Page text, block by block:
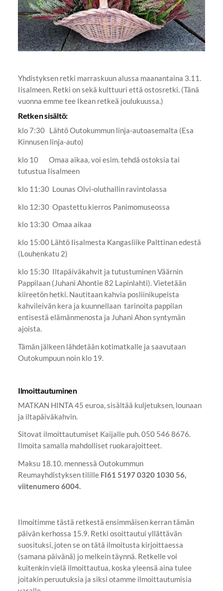
Yhdistyksen retki marraskuun alussa maanantaina 3.11.
Iisalmeen. Retki on sekä kulttuuri että ostosretki. (Tänä
vuonna emme tee Ikean retkeä joulukuussa.)
Retken sisältö:
klo 7:30 Lähtö Outokummun linja-autoasemalta (Esa
Kinnusen linja-auto)
klo 10 Omaa aikaa, voi esim. tehdä ostoksia tai
tutustua Iisalmeen
klo 11:30 Lounas Olvi-oluthallin ravintolassa
klo 12:30 Opastettu kierros Panimomuseossa
klo 13:30 Omaa aikaa
klo 15:00 Lähtö Iisalmesta Kangasliike Palttinan edestä
(Louhenkatu 2)
klo 15:30 Iltapäiväkahvit ja tutustuminen Väärnin
Pappilaan (Juhani Ahontie 82 Lapinlahti). Vietetään
kiireetön hetki. Nautitaan kahvia posliinikupeista
kahvileivän kera ja kuunnellaan tarinoita pappilan
entisestä elämänmenosta ja Juhani Ahon syntymän
ajoista.
Tämän jälkeen lähdetään kotimatkalle ja saavutaan
Outokumpuun noin klo 19.
Ilmoittautuminen
MATKAN HINTA 45 euroa, sisältää kuljetuksen, lounaan
ja iltapäiväkahvin.
Sitovat ilmoittautumiset Kaijalle puh. 050 546 8676.
Ilmoita samalla mahdolliset ruokarajoitteet.
Maksu 18.10. mennessä Outokummun
Reumayhdistyksen tilille FI61 5197 0320 1030 56,
viitenumero 6004.
Ilmoitimme tästä retkestä ensimmäisen kerran tämän
päivän kerhossa 15.9. Retki osoittautui yllättävän
suosituksi, joten se on tätä ilmoitusta kirjoittaessa
(samana päivänä) jo melkein täynnä. Retkelle voi
kuitenkin vielä ilmoittautua, koska yleensä aina tulee
joitakin peruutuksia ja siksi otamme ilmoittautumisia